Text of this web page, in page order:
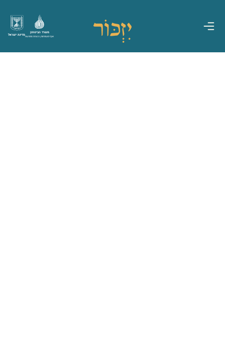
מדינת ישראל
משרד הביטחון
אגף משפחות, הנצחה ומורשת